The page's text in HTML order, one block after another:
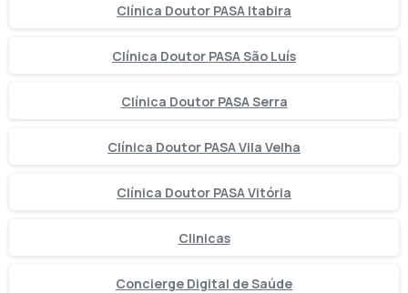
Clínica Doutor PASA Itabira
Clínica Doutor PASA São Luís
Clínica Doutor PASA Serra
Clínica Doutor PASA Vila Velha
Clínica Doutor PASA Vitória
Clinicas
Concierge Digital de Saúde